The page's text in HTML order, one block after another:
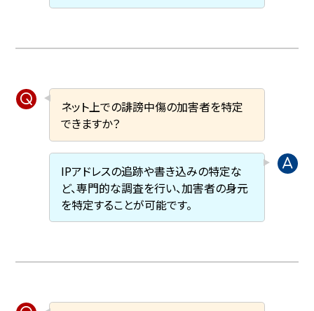
ネット上での誹謗中傷の加害者を特定
できますか？
IPアドレスの追跡や書き込みの特定な
ど、専門的な調査を行い、加害者の身元
を特定することが可能です。